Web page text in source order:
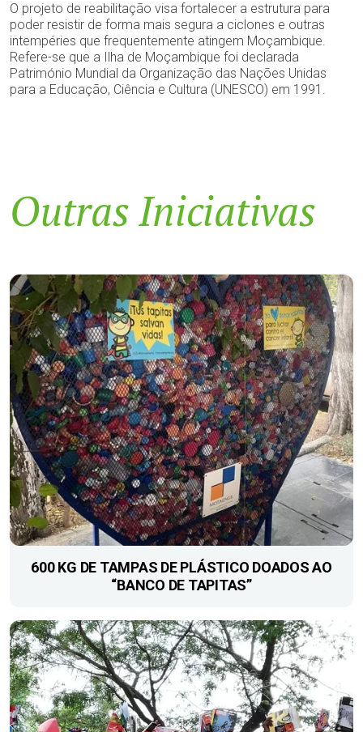
O projeto de reabilitação visa fortalecer a estrutura para
poder resistir de forma mais segura a ciclones e outras
intempéries que frequentemente atingem Moçambique.
Refere-se que a Ilha de Moçambique foi declarada
Património Mundial da Organização das Nações Unidas
para a Educação, Ciência e Cultura (UNESCO) em 1991.
Outras Iniciativas
600 KG DE TAMPAS DE PLÁSTICO DOADOS AO
“BANCO DE TAPITAS”